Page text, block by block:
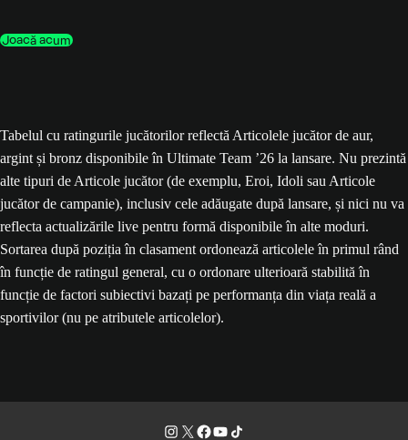
Joacă acum
Tabelul cu ratingurile jucătorilor reflectă Articolele jucător de aur,
argint și bronz disponibile în Ultimate Team ’26 la lansare. Nu prezintă
alte tipuri de Articole jucător (de exemplu, Eroi, Idoli sau Articole
jucător de campanie), inclusiv cele adăugate după lansare, și nici nu va
reflecta actualizările live pentru formă disponibile în alte moduri.
Sortarea după poziția în clasament ordonează articolele în primul rând
în funcție de ratingul general, cu o ordonare ulterioară stabilită în
funcție de factori subiectivi bazați pe performanța din viața reală a
sportivilor (nu pe atributele articolelor).